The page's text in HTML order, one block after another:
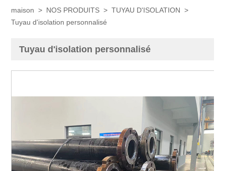
maison > NOS PRODUITS > TUYAU D'ISOLATION >
Tuyau d'isolation personnalisé
Tuyau d'isolation personnalisé